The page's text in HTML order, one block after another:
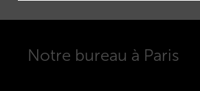
Notre bureau à Paris